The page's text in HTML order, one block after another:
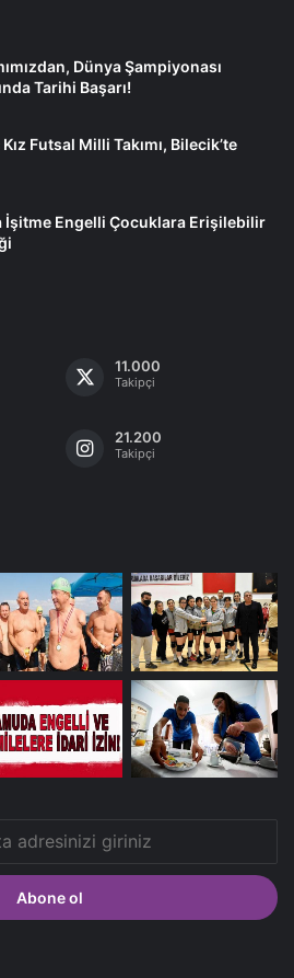
Dünya Şampiyonası
Tarihi Başarı!
Futsal Milli Takımı, Bilecik’te
İşitme Engelli Çocuklara Erişilebilir
11.000
Takipçi
21.200
Takipçi